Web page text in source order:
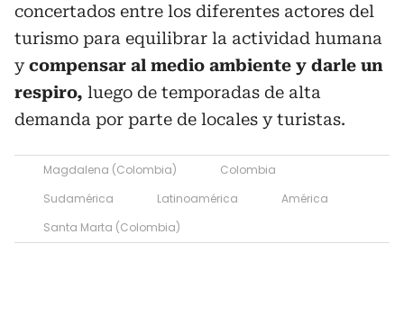
concertados entre los diferentes actores del
turismo para equilibrar la actividad humana
ycompensar al medio ambiente y darle un
respiro, luego de temporadas de alta
demanda por parte de locales y turistas.
Magdalena (Colombia)
Colombia
Sudamérica
Latinoamérica
América
Santa Marta (Colombia)